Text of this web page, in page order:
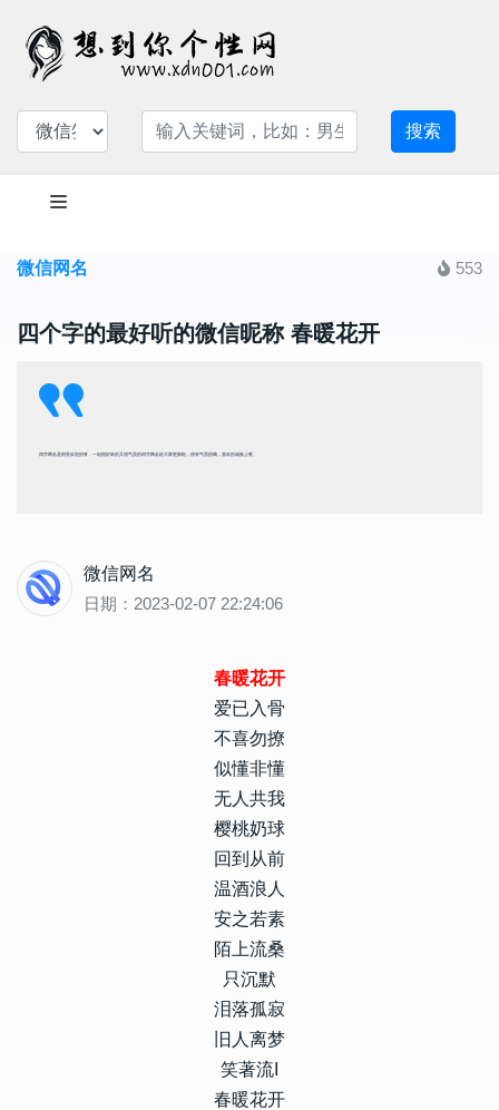
搜索
微信网名 553
四个字的最好听的微信昵称 春暖花开
四字网名是很受欢迎的呀，一组很好听的又很气质的四字网名给大家更新啦，很有气质的哦，喜欢的就换上呀。
微信网名
日期：2023-02-07 22:24:06
春暖花开
爱已入骨
不喜勿撩
似懂非懂
无人共我
樱桃奶球
回到从前
温酒浪人
安之若素
陌上流桑
只沉默
泪落孤寂
旧人离梦
笑著流I
春暖花开